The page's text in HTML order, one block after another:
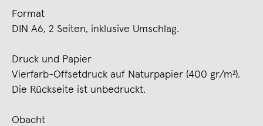
Format
DIN A6, 2 Seiten, inklusive Umschlag.
Druck und Papier
Vierfarb-Offsetdruck auf Naturpapier (400 gr/m²).
Die Rückseite ist unbedruckt.
Obacht